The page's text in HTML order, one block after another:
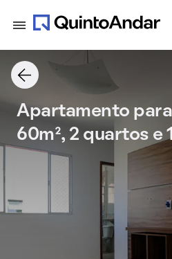
Apartamento
60m², 2 quartos e